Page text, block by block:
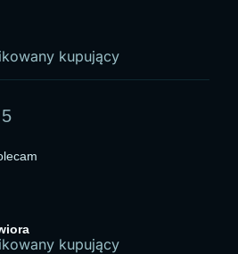
kupujący
kupujący